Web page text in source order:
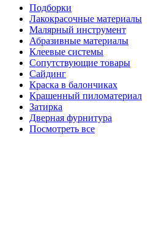
Подборки
Лакокрасочные материалы
Малярный инструмент
Абразивные материалы
Клеевые системы
Сопутствующие товары
Сайдинг
Краска в балончиках
Крашенный пиломатериал
Затирка
Дверная фурнитура
Посмотреть все